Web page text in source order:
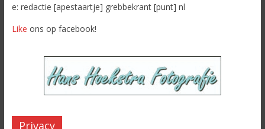
e: redactie [apestaartje] grebbekrant [punt] nl
Like ons op facebook!
Privacy